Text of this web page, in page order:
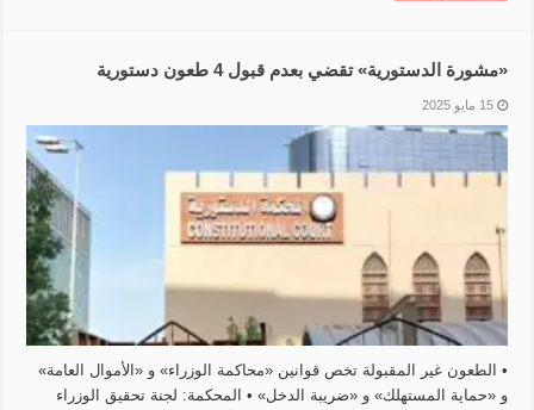
«مشورة الدستورية» تقضي بعدم قبول 4 طعون دستورية
15 مايو 2025
• الطعون غير المقبولة تخص قوانين «محاكمة الوزراء» و «الأموال العامة»
و «حماية المستهلك» و «ضريبة الدخل» • المحكمة: لجنة تحقيق الوزراء